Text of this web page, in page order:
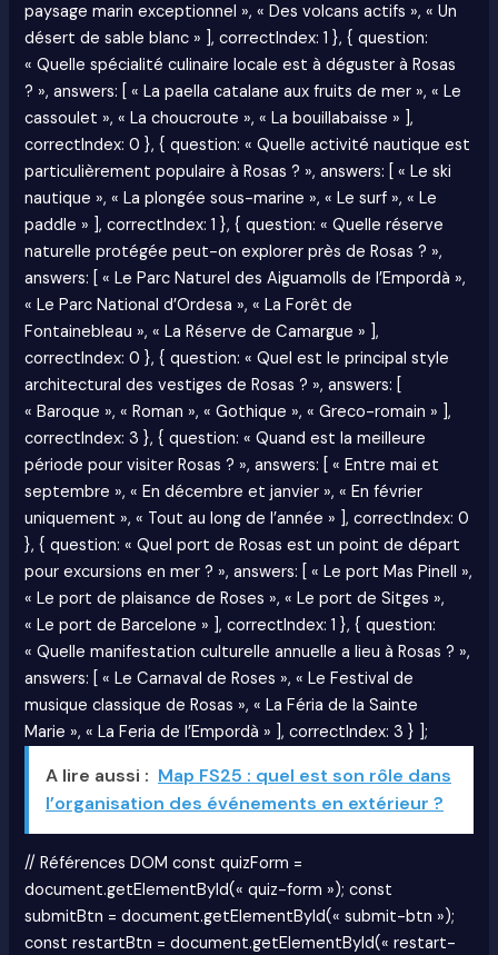
paysage marin exceptionnel », « Des volcans actifs », « Un
désert de sable blanc » ], correctIndex: 1 }, { question:
« Quelle spécialité culinaire locale est à déguster à Rosas
? », answers: [ « La paella catalane aux fruits de mer », « Le
cassoulet », « La choucroute », « La bouillabaisse » ],
correctIndex: 0 }, { question: « Quelle activité nautique est
particulièrement populaire à Rosas ? », answers: [ « Le ski
nautique », « La plongée sous-marine », « Le surf », « Le
paddle » ], correctIndex: 1 }, { question: « Quelle réserve
naturelle protégée peut-on explorer près de Rosas ? »,
answers: [ « Le Parc Naturel des Aiguamolls de l’Empordà »,
« Le Parc National d’Ordesa », « La Forêt de
Fontainebleau », « La Réserve de Camargue » ],
correctIndex: 0 }, { question: « Quel est le principal style
architectural des vestiges de Rosas ? », answers: [
« Baroque », « Roman », « Gothique », « Greco-romain » ],
correctIndex: 3 }, { question: « Quand est la meilleure
période pour visiter Rosas ? », answers: [ « Entre mai et
septembre », « En décembre et janvier », « En février
uniquement », « Tout au long de l’année » ], correctIndex: 0
}, { question: « Quel port de Rosas est un point de départ
pour excursions en mer ? », answers: [ « Le port Mas Pinell »,
« Le port de plaisance de Roses », « Le port de Sitges »,
« Le port de Barcelone » ], correctIndex: 1 }, { question:
« Quelle manifestation culturelle annuelle a lieu à Rosas ? »,
answers: [ « Le Carnaval de Roses », « Le Festival de
musique classique de Rosas », « La Féria de la Sainte
Marie », « La Feria de l’Empordà » ], correctIndex: 3 } ];
A lire aussi : Map FS25 : quel est son rôle dans
l’organisation des événements en extérieur ?
// Références DOM const quizForm =
document.getElementById(« quiz-form »); const
submitBtn = document.getElementById(« submit-btn »);
const restartBtn = document.getElementById(« restart-